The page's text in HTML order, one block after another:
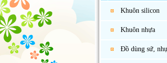
Khuôn silicon
Khuôn nhựa
Đồ dùng sứ,